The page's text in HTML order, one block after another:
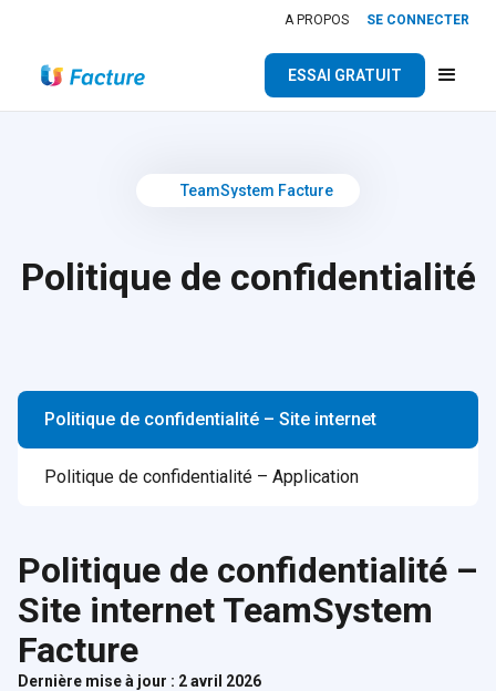
A PROPOS SE CONNECTER
ESSAI GRATUIT
TeamSystem Facture
Politique de confidentialité
Politique de confidentialité – Site internet
Politique de confidentialité – Application
Politique de confidentialité –
Site internet TeamSystem
Facture
Dernière mise à jour : 2 avril 2026